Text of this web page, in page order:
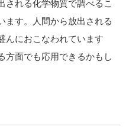
される化学物質で調べるこ
ます。人間から放出される
んにおこなわれています
方面でも応用できるかもし